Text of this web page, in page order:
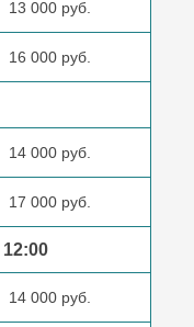
13 000 руб.
16 000 руб.
14 000 руб.
17 000 руб.
12:00
14 000 руб.